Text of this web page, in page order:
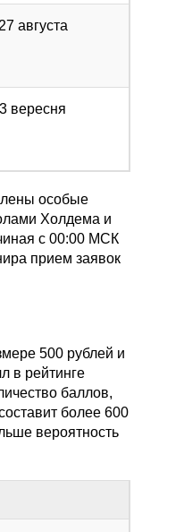
27 августа
3 вересня
особые
Холдема и
с 00:00 МСК
прием заявок
500 рублей и
в рейтинге
баллов,
более 600
вероятность